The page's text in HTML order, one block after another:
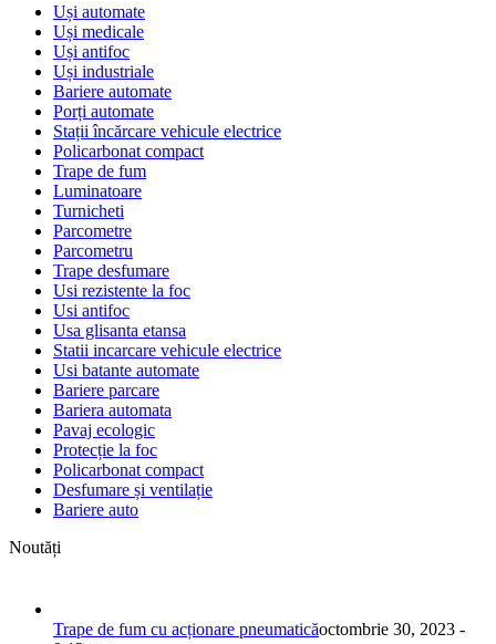
Uși automate
Uși medicale
Uși antifoc
Uși industriale
Bariere automate
Porți automate
Stații încărcare vehicule electrice
Policarbonat compact
Trape de fum
Luminatoare
Turnicheti
Parcometre
Parcometru
Trape desfumare
Usi rezistente la foc
Usi antifoc
Usa glisanta etansa
Statii incarcare vehicule electrice
Usi batante automate
Bariere parcare
Bariera automata
Pavaj ecologic
Protecție la foc
Policarbonat compact
Desfumare și ventilație
Bariere auto
Noutăți
Trape de fum cu acționare pneumaticăoctombrie 30, 2023 -